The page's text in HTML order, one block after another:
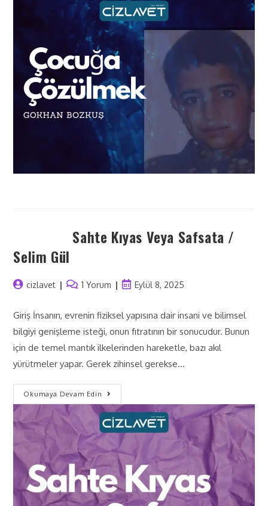
Sahte Kıyas Veya Safsata /
Selim Gül
cizlavet 1 Yorum Eylül 8, 2025
Giriş İnsanın, evrenin fiziksel yapısına dair insani ve bilimsel
bilgiyi genişleme isteği, onun fıtratının bir sonucudur. Bunun
için de temel mantık ilkelerinden hareketle, bazı akıl
yürütmeler yapar. Gerek zihinsel gerekse…
Okumaya Devam Edin